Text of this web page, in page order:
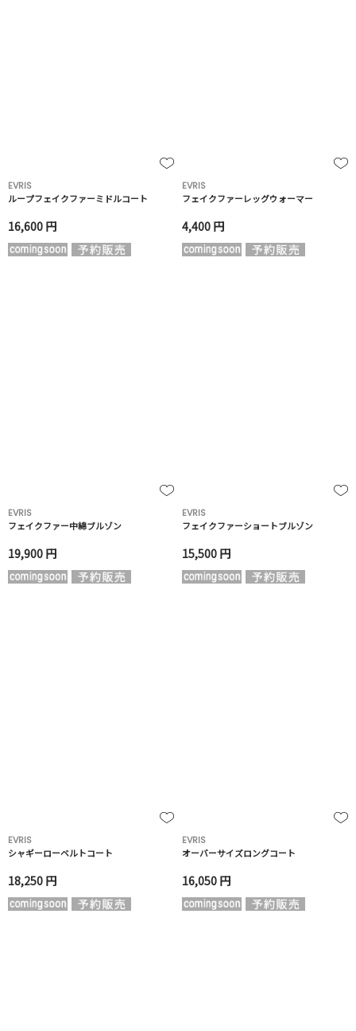
EVRIS
ループフェイクファーミドルコート
16,600 円
EVRIS
フェイクファーレッグウォーマー
4,400 円
EVRIS
フェイクファー中綿ブルゾン
19,900 円
EVRIS
フェイクファーショートブルゾン
15,500 円
EVRIS
シャギーローベルトコート
18,250 円
EVRIS
オーバーサイズロングコート
16,050 円